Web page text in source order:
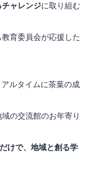
ャレンジに取り組む
委員会が応援した
ルタイムに茶葉の成
交流館のお年寄り
けで、地域と創る学